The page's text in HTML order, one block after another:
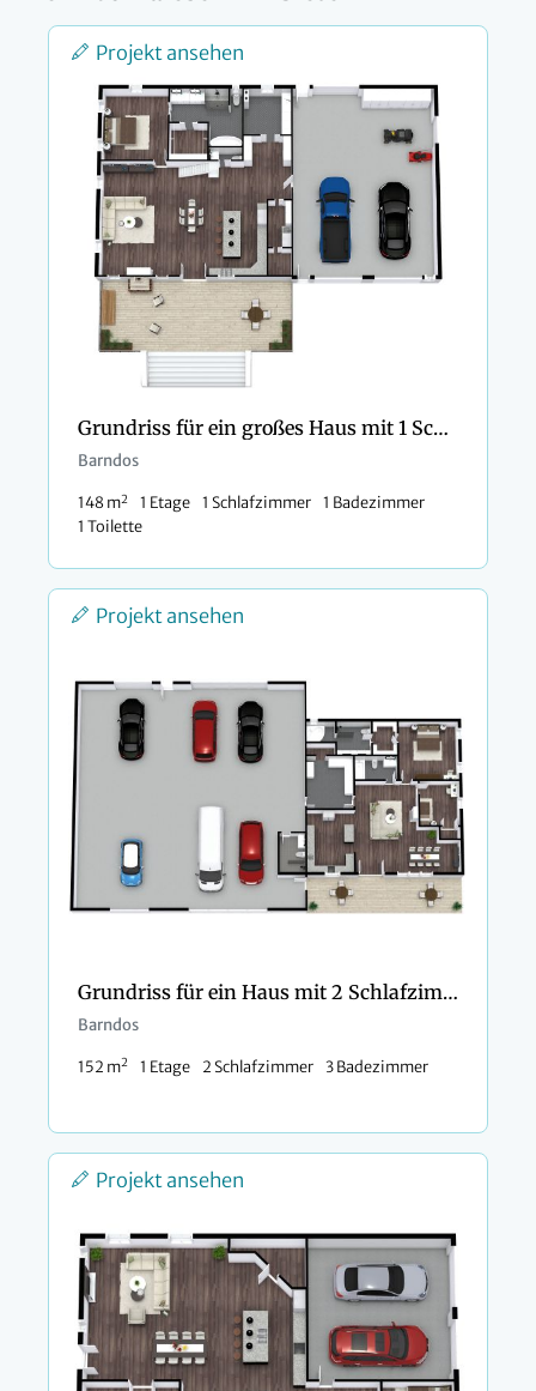
Projekt ansehen
Grundriss für ein großes Haus mit 1 Schlafzimmer und Doppelgarage
Barndos
148 m2 1 Etage 1 Schlafzimmer
1 Badezimmer
1 Toilette
Projekt ansehen
Grundriss für ein Haus mit 2 Schlafzimmern und Garage für 6 Autos
Barndos
152 m2 1 Etage 2 Schlafzimmer 3 Badezimmer
Projekt ansehen